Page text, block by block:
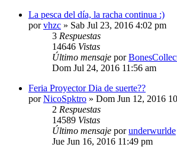
La pesca del día, la racha continua :)
porvhzc » Sab Jul 23, 2016 4:02 pm
3 Respuestas
14646 Vistas
Último mensaje por
Dom Jul 24, 2016 11:56 am
Feria Proyector Dia de suerte??
porNicoSpktro » Dom Jun 12, 2016
2 Respuestas
14589 Vistas
Último mensaje porunderwurlde
Jue Jun 16, 2016 11:49 pm